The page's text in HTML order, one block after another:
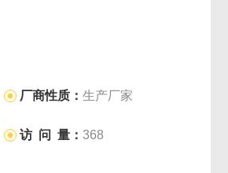
厂商性质：生产厂家
访 问 量：368